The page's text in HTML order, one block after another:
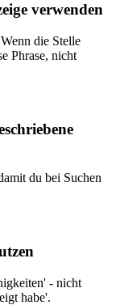
verwenden
die Stelle
Phrase, nicht
du bei Suchen
- nicht
habe'.